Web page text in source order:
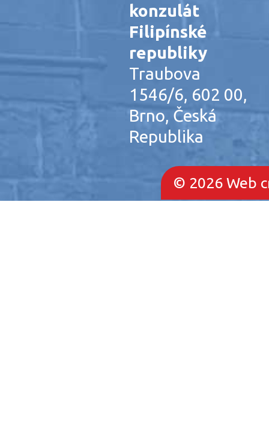
konzulát
Filipínské
republiky
Traubova
1546/6, 602 00,
Brno, Česká
Republika
© 2026 Web